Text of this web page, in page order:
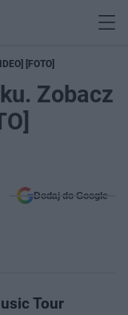
[FOTO]
Zobacz
Dodaj do Google
Tour